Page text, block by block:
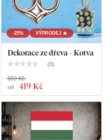
-25% VÝPRODEJ 🔥
Dekorace ze dřeva - Kotva
(0)
od 419 Kč
559 Kč